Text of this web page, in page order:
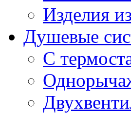
Изделия
Душевые
С